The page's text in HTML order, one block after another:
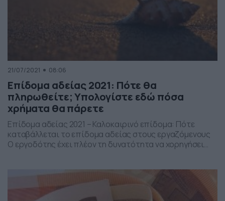
21/07/2021 08:06
Επίδομα αδείας 2021: Πότε θα
πληρωθείτε; Υπολογίστε εδώ πόσα
χρήματα θα πάρετε
Επίδομα αδείας 2021 – Καλοκαιρινό επίδομα: Πότε
καταβάλλεται το επίδομα αδείας στους εργαζόμενους
Ο εργοδότης έχει πλέον τη δυνατότητα να χορηγήσει
σήμερα. Σε διευκρινίσεις για την ετήσια άδεια των
εργαζομένων προχώρησε η ΓΣΕΕ. Σημειώνεται πως ο
εργοδότης […]